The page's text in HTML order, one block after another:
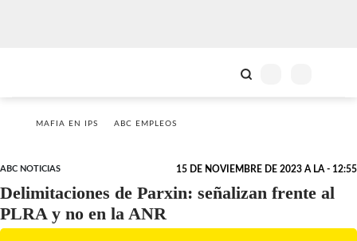
MAFIA EN IPS ABC EMPLEOS
ABC NOTICIAS 15 DE NOVIEMBRE DE 2023 A LA - 12:55
Delimitaciones de Parxin: señalizan frente al
PLRA y no en la ANR